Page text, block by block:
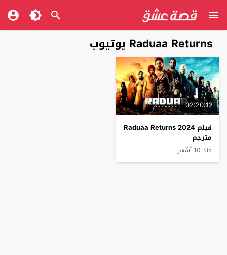
Raduaa Returns يوتيوب
02:20:12
فيلم Raduaa Returns 2024
مترجم
منذ 10 أشهر